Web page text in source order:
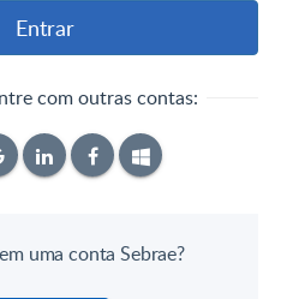
com outras contas:
uma conta Sebrae?